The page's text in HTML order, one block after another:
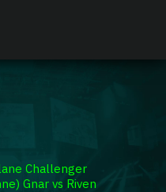
Challenger
Gnar vs Riven